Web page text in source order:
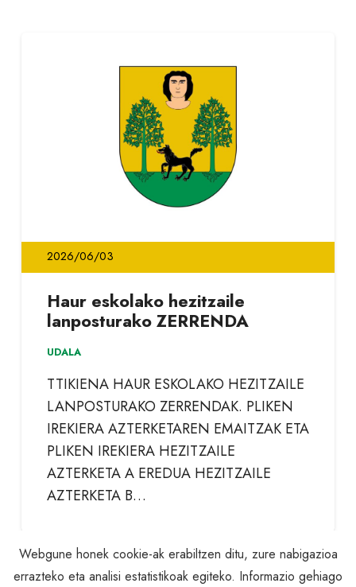
2026/06/03
Haur eskolako hezitzaile
lanposturako ZERRENDA
UDALA
TTIKIENA HAUR ESKOLAKO HEZITZAILE
LANPOSTURAKO ZERRENDAK. PLIKEN
IREKIERA AZTERKETAREN EMAITZAK ETA
PLIKEN IREKIERA HEZITZAILE
AZTERKETA A EREDUA HEZITZAILE
AZTERKETA B…
BERRI GUZTIAK IKUSI
Webgune honek cookie-ak erabiltzen ditu, zure nabigazioa
errazteko eta analisi estatistikoak egiteko. Informazio gehiago